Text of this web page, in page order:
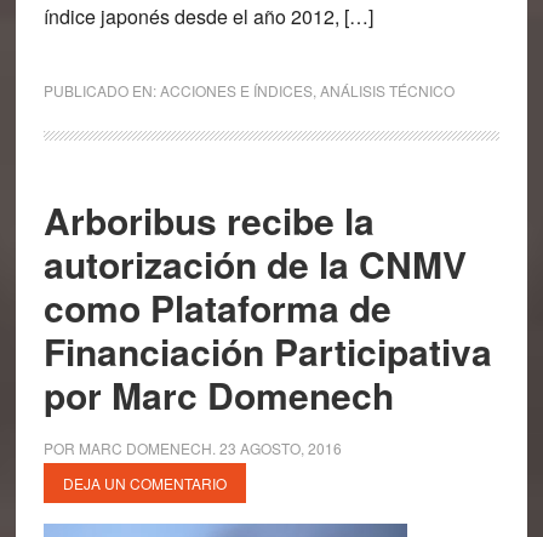
índice japonés desde el año 2012, […]
PUBLICADO EN:ACCIONES E ÍNDICES, ANÁLISIS TÉCNICO
Arboribus recibe la
autorización de la CNMV
como Plataforma de
Financiación Participativa
por Marc Domenech
POR MARC DOMENECH 23 AGOSTO, 2016
DEJA UN COMENTARIO